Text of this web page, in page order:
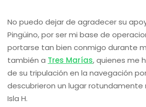
No puedo dejar de agradecer su
Pingüino, por ser mi base de
portarse tan bien conmigo durante
también a Tres Marías, quienes me
de su tripulación en la navegación
descubrieron un lugar rotundamente
Isla H.